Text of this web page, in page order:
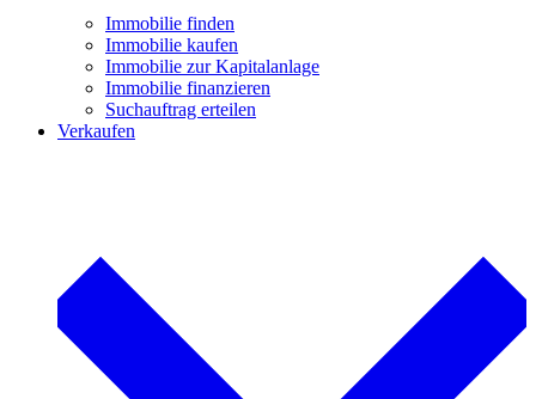
Immobilie finden
Immobilie kaufen
Immobilie zur Kapitalanlage
Immobilie finanzieren
Suchauftrag erteilen
Verkaufen